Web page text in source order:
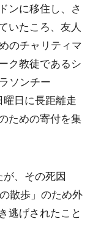
ンに移住し、さ
いたころ、友人
のチャリティマ
ク教徒であるシ
ソンチー
日に長距離走
ための寄付を集
、その死因
散歩」のため外
逃げされたこと